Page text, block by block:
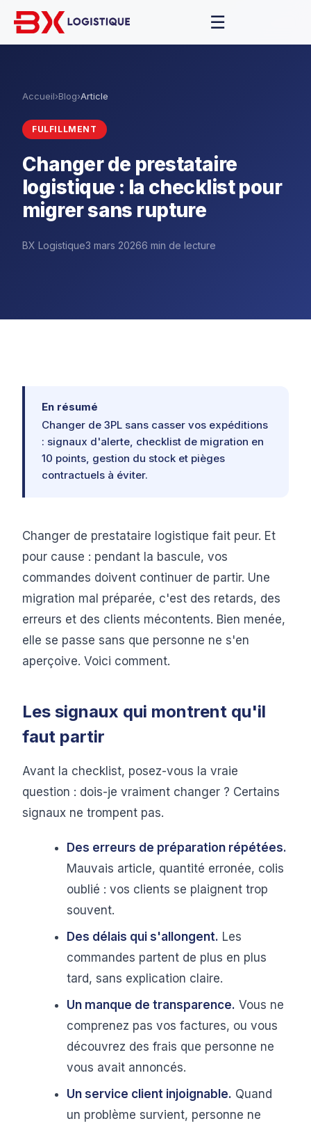
☰
Accueil›Blog›Article
FULFILLMENT
Changer de prestataire
logistique : la checklist pour
migrer sans rupture
BX Logistique3 mars 20266 min de lecture
En résumé
Changer de 3PL sans casser vos expéditions
: signaux d'alerte, checklist de migration en
10 points, gestion du stock et pièges
contractuels à éviter.
Changer de prestataire logistique fait peur. Et
pour cause : pendant la bascule, vos
commandes doivent continuer de partir. Une
migration mal préparée, c'est des retards, des
erreurs et des clients mécontents. Bien menée,
elle se passe sans que personne ne s'en
aperçoive. Voici comment.
Les signaux qui montrent qu'il
faut partir
Avant la checklist, posez-vous la vraie
question : dois-je vraiment changer ? Certains
signaux ne trompent pas.
Des erreurs de préparation répétées.
Mauvais article, quantité erronée, colis
oublié : vos clients se plaignent trop
souvent.
Des délais qui s'allongent. Les
commandes partent de plus en plus
tard, sans explication claire.
Un manque de transparence. Vous ne
comprenez pas vos factures, ou vous
découvrez des frais que personne ne
vous avait annoncés.
Un service client injoignable. Quand
un problème survient, personne ne